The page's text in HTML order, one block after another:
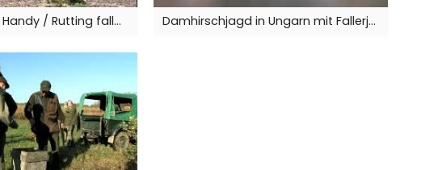
Dambrunft mit Handy / Rutting fallow deers with mobile phone Fallerjagd Damhirschjagd in Ungarn mit Fallerjagd / Fallow buck hunting in Hungary with Fallerjagd